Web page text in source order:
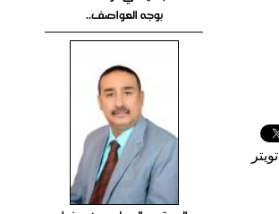
بوجه العواصف..